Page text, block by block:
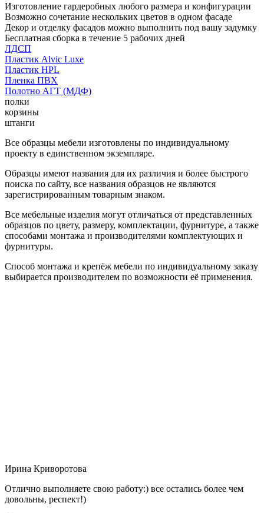
Изготовление гардеробных любого размера и конфигурации
Возможно сочетание нескольких цветов в одном фасаде
Декор и отделку фасадов можно выполнить под вашу задумку
Бесплатная сборка в течение 5 рабочих дней
ЛДСП
Пластик Alvic Luxe
Пластик HPL
Пленка ПВХ
Полотно АГТ (МДФ)
полки
корзины
штанги
Все образцы мебели изготовлены по индивидуальному
проекту в единственном экземпляре.
Образцы имеют названия для их различия и более быстрого
поиска по сайту, все названия образцов не являются
зарегистрированным товарным знаком.
Все мебельные изделия могут отличаться от представленных
образцов по цвету, размеру, комплектации, фурнитуре, а также
способами монтажа и производителями комплектующих и
фурнитуры.
Способ монтажа и крепёж мебели по индивидуальному заказу
выбирается производителем по возможности её применения.
Ирина Криворотова
Отлично выполняете свою работу:) все остались более чем
довольны, респект!)